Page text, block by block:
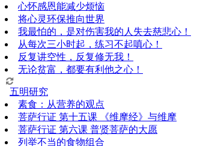
心怀感恩能减少烦恼
将心灵环保推向世界
我最怕的，是对伤害我的人失去慈悲心！
从每次三小时起，练习不起嗔心！
反复讲空性，反复修无我！
无论贫富，都要有利他之心！
五明研究
素食：从营养的观点
菩萨行证 第十五课 《维摩经》与维摩
菩萨行证 第六课 普贤菩萨的大愿
列举不当的食物组合